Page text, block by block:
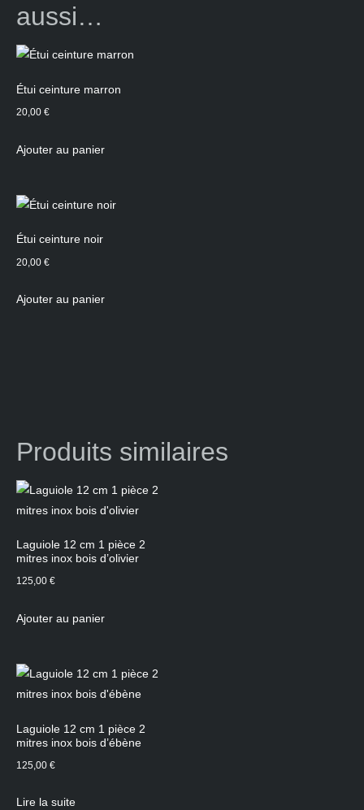
aussi…
Étui ceinture marron
20,00 €
Ajouter au panier
Étui ceinture noir
20,00 €
Ajouter au panier
Produits similaires
Laguiole 12 cm 1 pièce 2
mitres inox bois d’olivier
125,00 €
Ajouter au panier
Laguiole 12 cm 1 pièce 2
mitres inox bois d’ébène
125,00 €
Lire la suite